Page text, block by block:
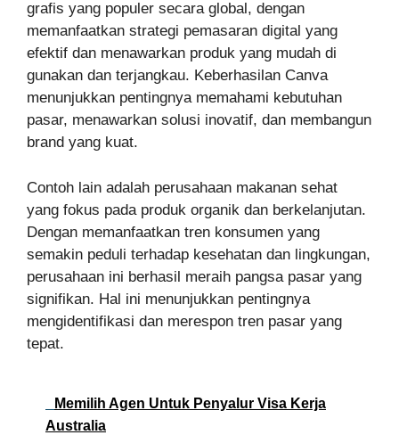
grafis yang populer secara global, dengan
memanfaatkan strategi pemasaran digital yang
efektif dan menawarkan produk yang mudah di
gunakan dan terjangkau. Keberhasilan Canva
menunjukkan pentingnya memahami kebutuhan
pasar, menawarkan solusi inovatif, dan membangun
brand yang kuat.
Contoh lain adalah perusahaan makanan sehat
yang fokus pada produk organik dan berkelanjutan.
Dengan memanfaatkan tren konsumen yang
semakin peduli terhadap kesehatan dan lingkungan,
perusahaan ini berhasil meraih pangsa pasar yang
signifikan. Hal ini menunjukkan pentingnya
mengidentifikasi dan merespon tren pasar yang
tepat.
Memilih Agen Untuk Penyalur Visa Kerja
Australia